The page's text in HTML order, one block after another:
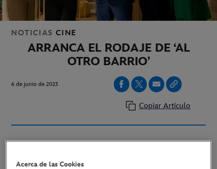
NOTICIAS CINE
ARRANCA EL RODAJE DE ‘AL
OTRO BARRIO’
6 de junio de 2023
Copiar Artículo
GUTIÉRREZ Y SARA SÁLAMO
Acerca de las Cookies